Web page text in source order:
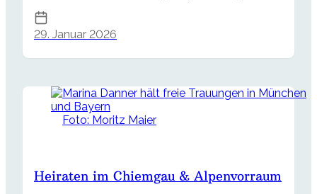
29. Januar 2026
Foto: Moritz Maier
Heiraten im Chiemgau & Alpenvorraum